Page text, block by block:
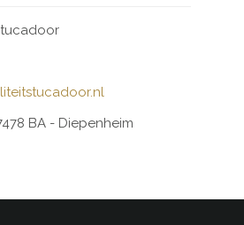
BA - Diepenheim